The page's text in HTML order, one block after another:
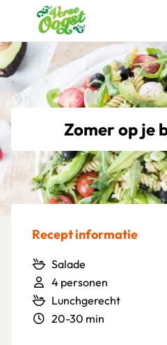
Verse Oogst
Zomer op je
Recept informatie
Salade
4 personen
Lunchgerecht
20-30 min